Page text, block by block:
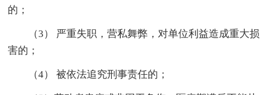
的；
（3） 严重失职，营私舞弊，对单位利益造成重大损
害的；
（4） 被依法追究刑事责任的；